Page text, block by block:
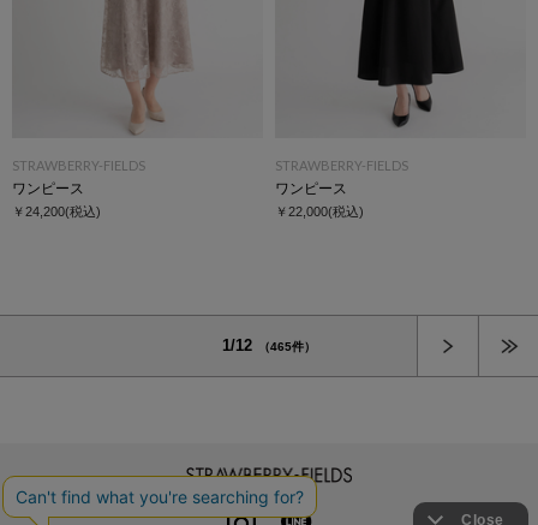
STRAWBERRY-FIELDS
ワンピース
￥24,200(税込)
STRAWBERRY-FIELDS
ワンピース
￥22,000(税込)
1/12 （465件）
INSTAGRAM
LINE